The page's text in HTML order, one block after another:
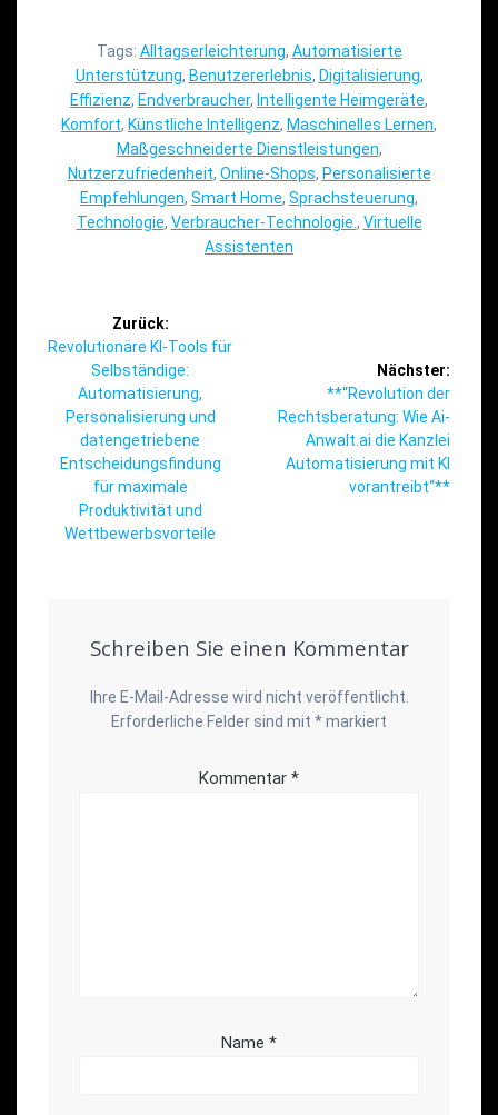
Tags: Alltagserleichterung, Automatisierte
Unterstützung, Benutzererlebnis, Digitalisierung,
Effizienz, Endverbraucher, Intelligente Heimgeräte,
Komfort, Künstliche Intelligenz, Maschinelles Lernen,
Maßgeschneiderte Dienstleistungen,
Nutzerzufriedenheit, Online-Shops, Personalisierte
Empfehlungen, Smart Home, Sprachsteuerung,
Technologie, Verbraucher-Technologie. , Virtuelle
Assistenten
Beitragsnavigation
Zurück:
Vorheriger
Beitrag:
Revolutionäre KI-Tools für
Selbständige:
Automatisierung,
Personalisierung und
datengetriebene
Entscheidungsfindung
für maximale
Produktivität und
Wettbewerbsvorteile
Nächster:
Nächster
Beitrag:
**“Revolution der
Rechtsberatung: Wie Ai-
Anwalt.ai die Kanzlei
Automatisierung mit KI
vorantreibt“**
Schreiben Sie einen Kommentar
Ihre E-Mail-Adresse wird nicht veröffentlicht.
Erforderliche Felder sind mit *markiert
Kommentar *
Name *